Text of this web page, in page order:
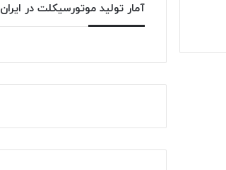
آمار تولید موتورسیکلت در ایران